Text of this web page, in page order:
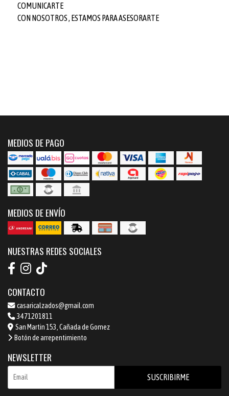
COMUNICARTE
CON NOSOTROS , ESTAMOS PARA ASESORARTE
MEDIOS DE PAGO
MEDIOS DE ENVÍO
NUESTRAS REDES SOCIALES
CONTACTO
casaricalzados@gmail.com
3471201811
San Martin 153, Cañada de Gomez
Botón de arrepentimiento
NEWSLETTER
SUSCRIBIRME